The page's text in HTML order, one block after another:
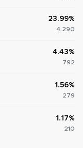
23.99%
4.290
4.43%
792
1.56%
279
1.17%
210